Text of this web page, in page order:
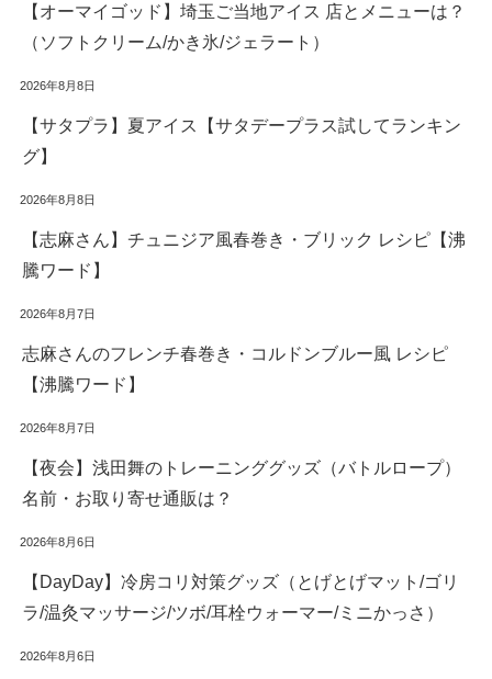
【オーマイゴッド】埼玉ご当地アイス 店とメニューは？
（ソフトクリーム/かき氷/ジェラート）
2026年8月8日
【サタプラ】夏アイス【サタデープラス試してランキン
グ】
2026年8月8日
【志麻さん】チュニジア風春巻き・ブリック レシピ【沸
騰ワード】
2026年8月7日
志麻さんのフレンチ春巻き・コルドンブルー風 レシピ
【沸騰ワード】
2026年8月7日
【夜会】浅田舞のトレーニンググッズ（バトルロープ）
名前・お取り寄せ通販は？
2026年8月6日
【DayDay】冷房コリ対策グッズ（とげとげマット/ゴリ
ラ/温灸マッサージ/ツボ/耳栓ウォーマー/ミニかっさ）
2026年8月6日